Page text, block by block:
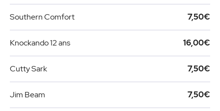
Southern Comfort 7,50€
Knockando 12 ans 16,00€
Cutty Sark 7,50€
Jim Beam 7,50€